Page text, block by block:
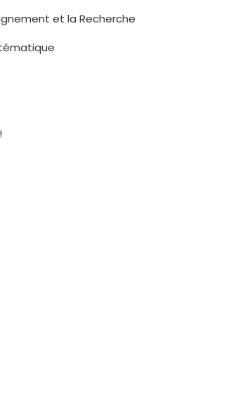
et la Recherche